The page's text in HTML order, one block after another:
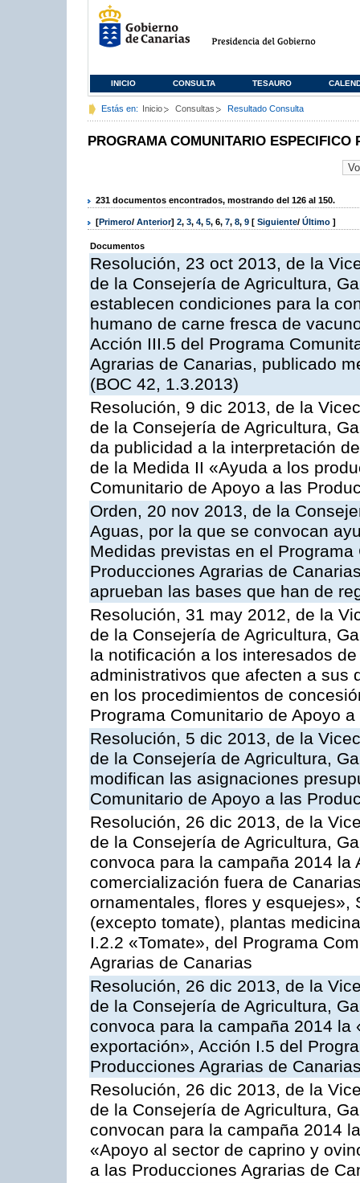
INICIO CONSULTA TESAURO
Estás en: Inicio Consultas Resultado Consulta
PROGRAMA COMUNITARIO ESPECIFICO
231 documentos encontrados, mostrando del 126 al 150.
[Primero/ Anterior] 2, 3, 4, 5, 6, 7, 8, 9 [ Siguiente/ Último ]
Documentos
Resolución, 23 oct 2013, de la
de la Consejería de Agricultura,
establecen condiciones para la
humano de carne fresca de
Acción III.5 del Programa
Agrarias de Canarias, publicado
(BOC 42, 1.3.2013)
Resolución, 9 dic 2013, de la
de la Consejería de Agricultura,
da publicidad a la interpretación
de la Medida II «Ayuda a los
Comunitario de Apoyo a las
Orden, 20 nov 2013, de la
Aguas, por la que se convocan
Medidas previstas en el
Producciones Agrarias de
aprueban las bases que han de
Resolución, 31 may 2012, de la
de la Consejería de Agricultura,
la notificación a los interesados
administrativos que afecten a sus
en los procedimientos de
Programa Comunitario de Apoyo
Resolución, 5 dic 2013, de la
de la Consejería de Agricultura,
modifican las asignaciones
Comunitario de Apoyo a las
Resolución, 26 dic 2013, de la
de la Consejería de Agricultura,
convoca para la campaña 2014 la
comercialización fuera de
ornamentales, flores y esquejes»,
(excepto tomate), plantas
I.2.2 «Tomate», del Programa
Agrarias de Canarias
Resolución, 26 dic 2013, de la
de la Consejería de Agricultura,
convoca para la campaña 2014
exportación», Acción I.5 del
Producciones Agrarias de
Resolución, 26 dic 2013, de la
de la Consejería de Agricultura,
convocan para la campaña 2014
«Apoyo al sector de caprino y
a las Producciones Agrarias de